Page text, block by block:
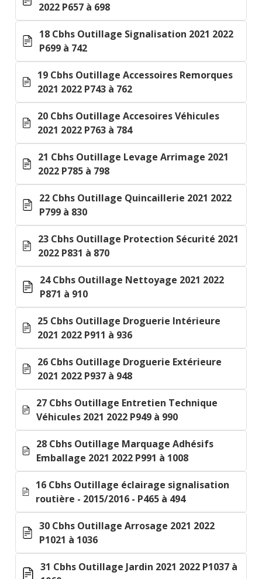
2022 P657 à 698
18 Cbhs Outillage Signalisation 2021 2022
P699 à 742
19 Cbhs Outillage Accessoires Remorques
2021 2022 P743 à 762
20 Cbhs Outillage Accesoires Véhicules
2021 2022 P763 à 784
21 Cbhs Outillage Levage Arrimage 2021
2022 P785 à 798
22 Cbhs Outillage Quincaillerie 2021 2022
P799 à 830
23 Cbhs Outillage Protection Sécurité 2021
2022 P831 à 870
24 Cbhs Outillage Nettoyage 2021 2022
P871 à 910
25 Cbhs Outillage Droguerie Intérieure
2021 2022 P911 à 936
26 Cbhs Outillage Droguerie Extérieure
2021 2022 P937 à 948
27 Cbhs Outillage Entretien Technique
Véhicules 2021 2022 P949 à 990
28 Cbhs Outillage Marquage Adhésifs
Emballage 2021 2022 P991 à 1008
16 Cbhs Outillage éclairage signalisation
routière - 2015/2016 - P465 à 494
30 Cbhs Outillage Arrosage 2021 2022
P1021 à 1036
31 Cbhs Outillage Jardin 2021 2022 P1037 à